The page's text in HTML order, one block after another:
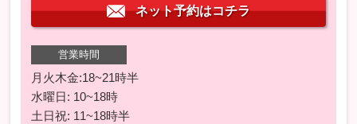
ネット予約はコチラ
営業時間
月火木金:18~21時半
水曜日: 10~18時
土日祝: 11~18時半